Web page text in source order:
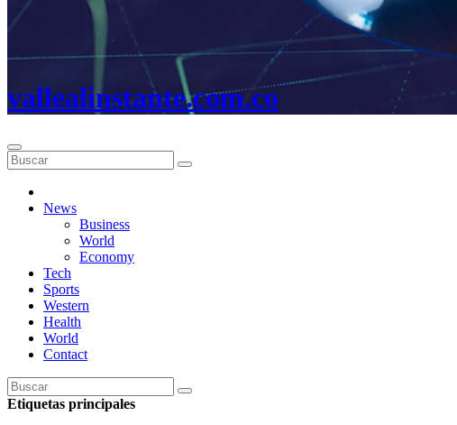
vallealinstante.com.co
News
Business
World
Economy
Tech
Sports
Western
Health
World
Contact
Etiquetas principales